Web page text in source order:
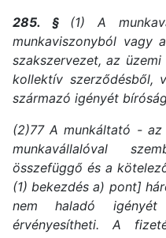
285. § (1) A
munkaviszonyból vagy
szakszervezet, az
kollektív szerződésből,
származó igényét
(2)77 A munkáltató -
munkavállalóval
összefüggő és a
(1) bekezdés a) pont]
nem haladó
érvényesítheti. A